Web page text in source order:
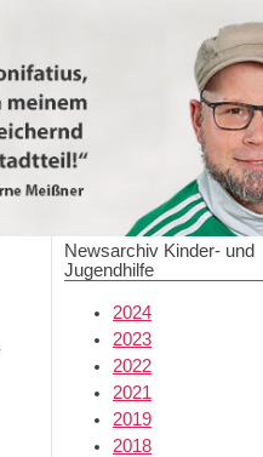
Jobs / Praktikum
QM
Newsarchiv Kinder- und
Jugendhilfe
2024
2023
2022
2021
2019
2018